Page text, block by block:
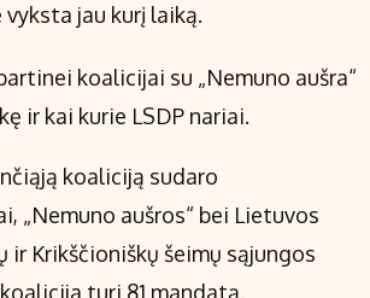
jau kurį laiką.
koalicijai su „Nemuno aušra“
ir kai kurie LSDP nariai.
koaliciją sudaro
„Nemuno aušros“ bei Lietuvos
ir Krikščioniškų šeimų sąjungos
turi 81 mandatą.